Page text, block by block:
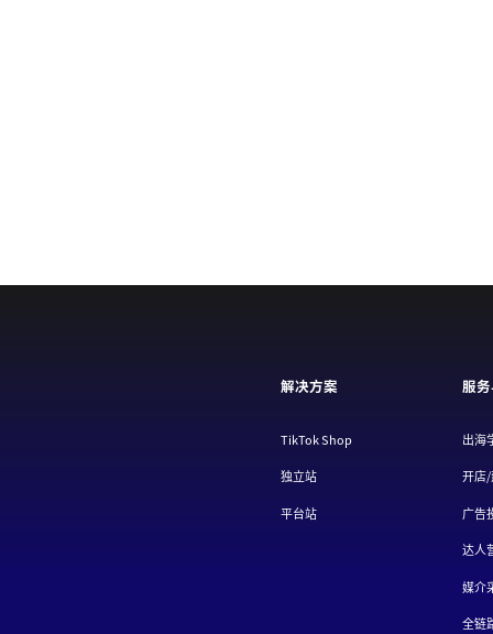
服
出海
开店
广告
达人
媒介
全链
解决方案
TikTok Shop
独立站
平台站